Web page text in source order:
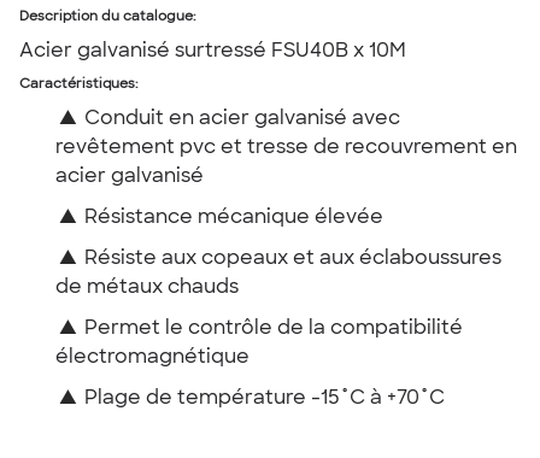
Description du catalogue:
Acier galvanisé surtressé FSU40B x 10M
Caractéristiques:
▲ Conduit en acier galvanisé avec
revêtement pvc et tresse de recouvrement en
acier galvanisé
▲ Résistance mécanique élevée
▲ Résiste aux copeaux et aux éclaboussures
de métaux chauds
▲ Permet le contrôle de la compatibilité
électromagnétique
▲ Plage de température -15˚C à +70˚C